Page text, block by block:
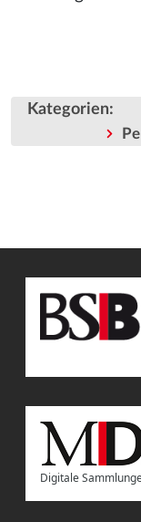
Kategorien:
Digitale